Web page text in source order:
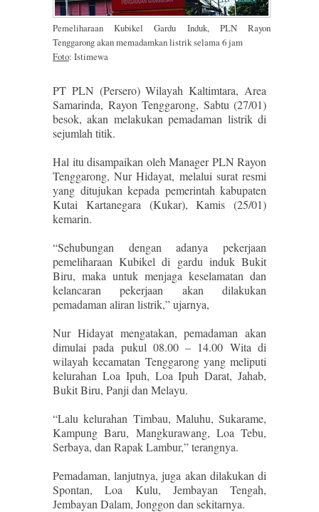
Pemeliharaan Kubikel Gardu Induk, PLN Rayon
Tenggarong akan memadamkan listrik selama 6 jam
Foto: Istimewa
PT PLN (Persero) Wilayah Kaltimtara, Area
Samarinda, Rayon Tenggarong, Sabtu (27/01)
besok, akan melakukan pemadaman listrik di
sejumlah titik.
Hal itu disampaikan oleh Manager PLN Rayon
Tenggarong, Nur Hidayat, melalui surat resmi
yang ditujukan kepada pemerintah kabupaten
Kutai Kartanegara (Kukar), Kamis (25/01)
kemarin.
“Sehubungan dengan adanya pekerjaan
pemeliharaan Kubikel di gardu induk Bukit
Biru, maka untuk menjaga keselamatan dan
kelancaran pekerjaan akan dilakukan
pemadaman aliran listrik,” ujarnya,
Nur Hidayat mengatakan, pemadaman akan
dimulai pada pukul 08.00 – 14.00 Wita di
wilayah kecamatan Tenggarong yang meliputi
kelurahan Loa Ipuh, Loa Ipuh Darat, Jahab,
Bukit Biru, Panji dan Melayu.
“Lalu kelurahan Timbau, Maluhu, Sukarame,
Kampung Baru, Mangkurawang, Loa Tebu,
Serbaya, dan Rapak Lambur,” terangnya.
Pemadaman, lanjutnya, juga akan dilakukan di
Spontan, Loa Kulu, Jembayan Tengah,
Jembayan Dalam, Jonggon dan sekitarnya.